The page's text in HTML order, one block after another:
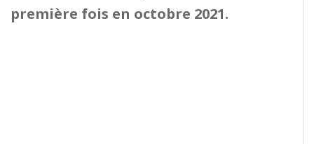
première fois en octobre 2021.